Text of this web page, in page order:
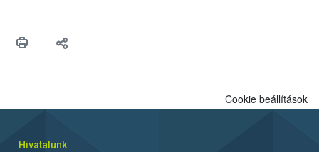
meg a jogszabályi előírásoknak, egy további termék pedig a
felügyelők mind a négy esetben eljárást indítottak és elrendelték
folytatódik a növények fejlődésének nyomonkövetésével.
Cookie beállítások
Hivatalunk